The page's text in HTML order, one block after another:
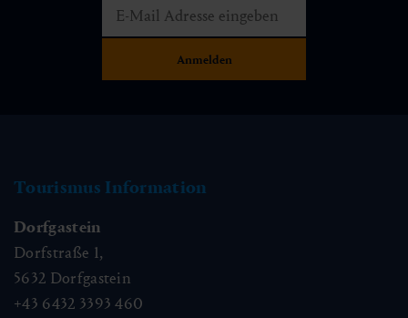
Tourismus Information
Dorfgastein
Dorfstraße 1,
5632 Dorfgastein
+43 6432 3393 460